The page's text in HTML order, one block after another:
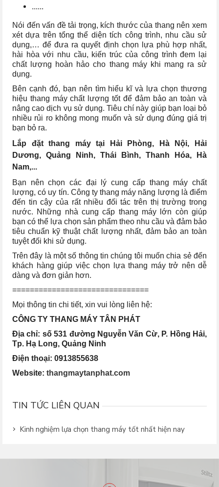
......
Nói đến vấn đề tải trọng, kích thước của thang nên xem
xét dựa trên tổng thể diện tích công trình, nhu cầu sử
dụng,… để đưa ra quyết định chọn lựa phù hợp nhất,
hài hòa với nhu cầu, kiến trúc của công trình đem lại
chất lượng hoàn hảo cho thang máy khi mang ra sử
dụng.
Bên cạnh đó, bạn nên tìm hiểu kĩ và lựa chọn thương
hiệu thang máy chất lượng tốt để đảm bảo an toàn và
nâng cao dịch vụ sử dụng. Tiêu chí này giúp bạn loại bỏ
nhiều rủi ro không mong muốn và sử dụng đúng giá trị
bạn bỏ ra.
Lắp đặt thang máy tại Hải Phòng, Hà Nội, Hải
Dương, Quảng Ninh, Thái Bình, Thanh Hóa, Hà
Nam,...
Bạn nên chọn các đại lý cung cấp thang máy chất
lượng, có uy tín. Công ty thang máy năng lượng là điểm
đến tin cậy của rất nhiều đối tác trên thị trường trong
nước. Những nhà cung cấp thang máy lớn còn giúp
bạn có thể lựa chọn sản phẩm theo nhu cầu và đảm bảo
tiêu chuẩn kỹ thuật chất lượng nhất, đảm bảo an toàn
tuyệt đối khi sử dụng.
Trên đây là một số thông tin chúng tôi muốn chia sẻ đến
khách hàng giúp việc chọn lựa thang máy trở nên dễ
dàng và đơn giản hơn.
===============================
Mọi thông tin chi tiết, xin vui lòng liên hệ:
CÔNG TY THANG MÁY TÂN PHÁT
Địa chỉ: số 531 đường Nguyễn Văn Cừ, P. Hồng Hải,
Tp. Hạ Long, Quảng Ninh
Điện thoại: 0913855638
Website: thangmaytanphat.com
TIN TỨC LIÊN QUAN
Kinh nghiệm lựa chọn thang máy tốt nhất hiện nay